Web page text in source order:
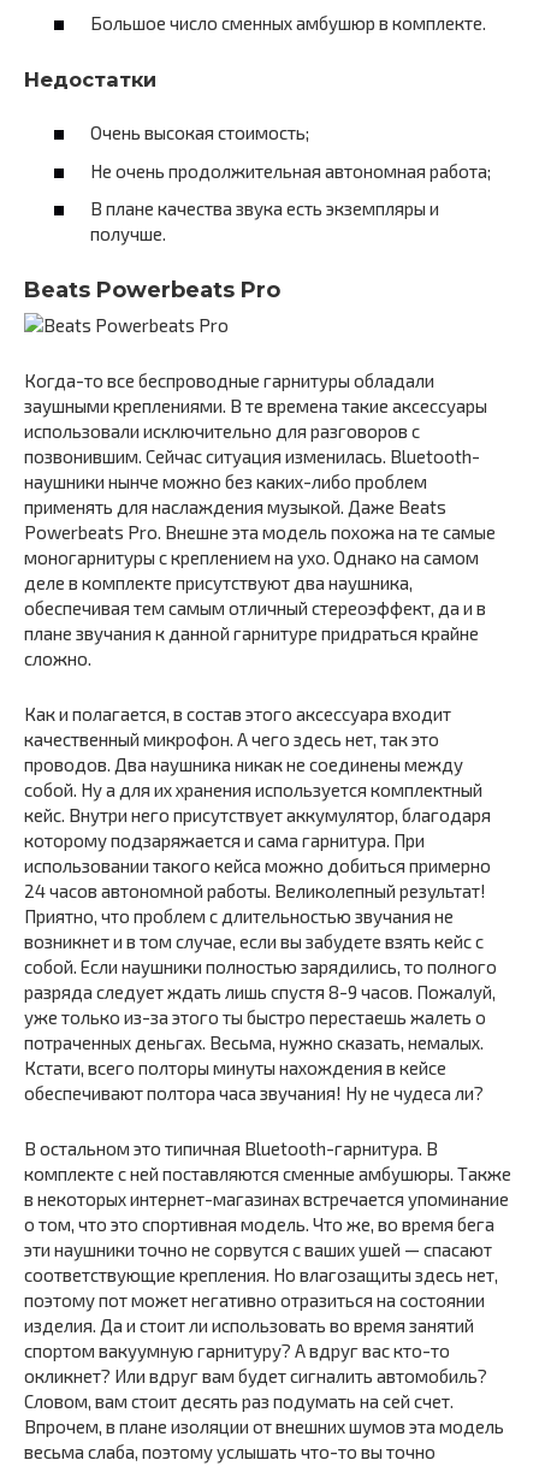
Большое число сменных амбушюр в комплекте.
Недостатки
Очень высокая стоимость;
Не очень продолжительная автономная работа;
В плане качества звука есть экземпляры и
получше.
Beats Powerbeats Pro
Когда-то все беспроводные гарнитуры обладали
заушными креплениями. В те времена такие аксессуары
использовали исключительно для разговоров с
позвонившим. Сейчас ситуация изменилась. Bluetooth-
наушники нынче можно без каких-либо проблем
применять для наслаждения музыкой. Даже Beats
Powerbeats Pro. Внешне эта модель похожа на те самые
моногарнитуры с креплением на ухо. Однако на самом
деле в комплекте присутствуют два наушника,
обеспечивая тем самым отличный стереоэффект, да и в
плане звучания к данной гарнитуре придраться крайне
сложно.
Как и полагается, в состав этого аксессуара входит
качественный микрофон. А чего здесь нет, так это
проводов. Два наушника никак не соединены между
собой. Ну а для их хранения используется комплектный
кейс. Внутри него присутствует аккумулятор, благодаря
которому подзаряжается и сама гарнитура. При
использовании такого кейса можно добиться примерно
24 часов автономной работы. Великолепный результат!
Приятно, что проблем с длительностью звучания не
возникнет и в том случае, если вы забудете взять кейс с
собой. Если наушники полностью зарядились, то полного
разряда следует ждать лишь спустя 8-9 часов. Пожалуй,
уже только из-за этого ты быстро перестаешь жалеть о
потраченных деньгах. Весьма, нужно сказать, немалых.
Кстати, всего полторы минуты нахождения в кейсе
обеспечивают полтора часа звучания! Ну не чудеса ли?
В остальном это типичная Bluetooth-гарнитура. В
комплекте с ней поставляются сменные амбушюры. Также
в некоторых интернет-магазинах встречается упоминание
о том, что это спортивная модель. Что же, во время бега
эти наушники точно не сорвутся с ваших ушей — спасают
соответствующие крепления. Но влагозащиты здесь нет,
поэтому пот может негативно отразиться на состоянии
изделия. Да и стоит ли использовать во время занятий
спортом вакуумную гарнитуру? А вдруг вас кто-то
окликнет? Или вдруг вам будет сигналить автомобиль?
Словом, вам стоит десять раз подумать на сей счет.
Впрочем, в плане изоляции от внешних шумов эта модель
весьма слаба, поэтому услышать что-то вы точно